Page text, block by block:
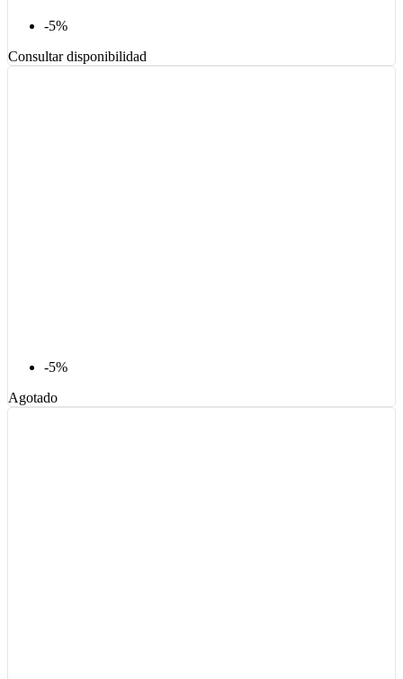
-5%
Consultar disponibilidad
-5%
Agotado